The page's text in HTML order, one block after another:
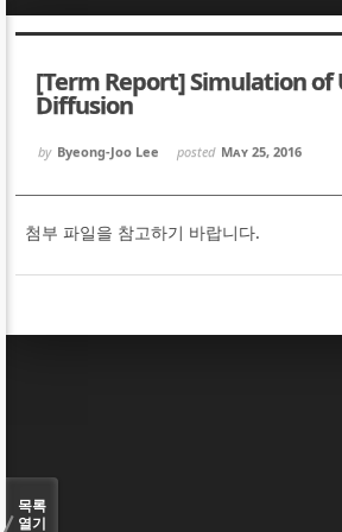
[Term Report] Simulation of
Diffusion
by Byeong-Joo Lee posted May 25, 2016
첨부 파일을 참고하기 바랍니다.
목록
열기
Sketchbook5, 스케
Sketchbook5, 스케
Sketchbook5, 스케
Sketchbook5, 스케